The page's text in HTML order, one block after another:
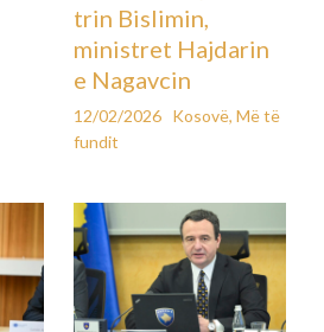
trin Bislimin,
ministret Hajdarin
e Nagavcin
12/02/2026 Kosovë, Më të
fundit